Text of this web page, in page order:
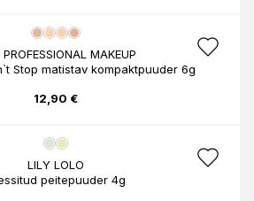
MAKEUP
Stop matistav kompaktpuuder 6g
12,90 €
LILY LOLO
peitepuuder 4g